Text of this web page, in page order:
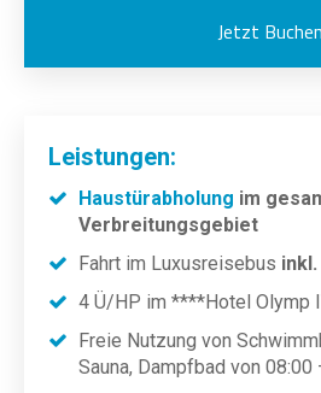
Jetzt Buchen
Leistungen:
Haustürabholung im
Verbreitungsgebiet
Fahrt im Luxusreisebus
4 Ü/HP im ****Hotel Olymp
Freie Nutzung von
Sauna, Dampfbad von 08:00